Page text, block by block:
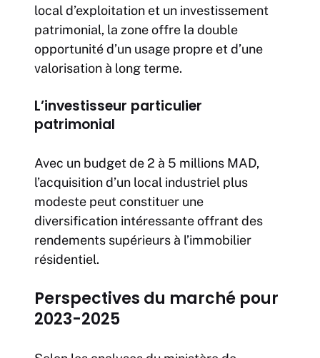
local d’exploitation et un investissement
patrimonial, la zone offre la double
opportunité d’un usage propre et d’une
valorisation à long terme.
L’investisseur particulier
patrimonial
Avec un budget de 2 à 5 millions MAD,
l’acquisition d’un local industriel plus
modeste peut constituer une
diversification intéressante offrant des
rendements supérieurs à l’immobilier
résidentiel.
Perspectives du marché pour
2023-2025